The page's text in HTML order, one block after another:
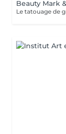
Beauty Mark